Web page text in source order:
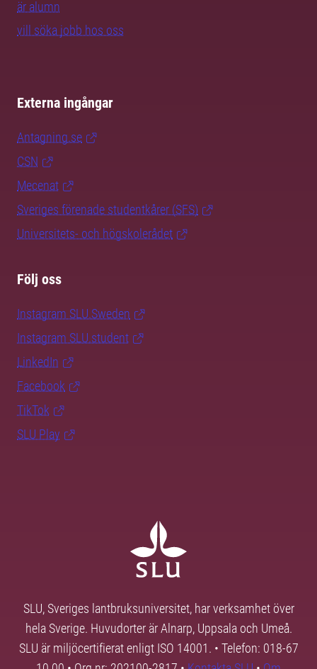
är alumn
vill söka jobb hos oss
Externa ingångar
Antagning.se
CSN
Mecenat
Sveriges förenade studentkårer (SFS)
Universitets- och högskolerådet
Följ oss
Instagram SLU.Sweden
Instagram SLU.student
LinkedIn
Facebook
TikTok
SLU Play
SLU, Sveriges lantbruksuniversitet, har verksamhet över
hela Sverige. Huvudorter är Alnarp, Uppsala och Umeå.
SLU är miljöcertifierat enligt ISO 14001. • Telefon: 018-67